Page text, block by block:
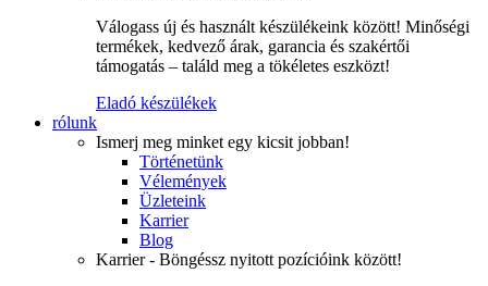
Válogass új és használt készülékeink között! Minőségi
termékek, kedvező árak, garancia és szakértői
támogatás – találd meg a tökéletes eszközt!
Eladó készülékek
rólunk
Ismerj meg minket egy kicsit jobban!
Történetünk
Vélemények
Üzleteink
Karrier
Blog
Karrier - Böngéssz nyitott pozícióink között!